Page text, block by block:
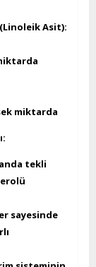
Asit):
miktarda
tekli
sayesinde